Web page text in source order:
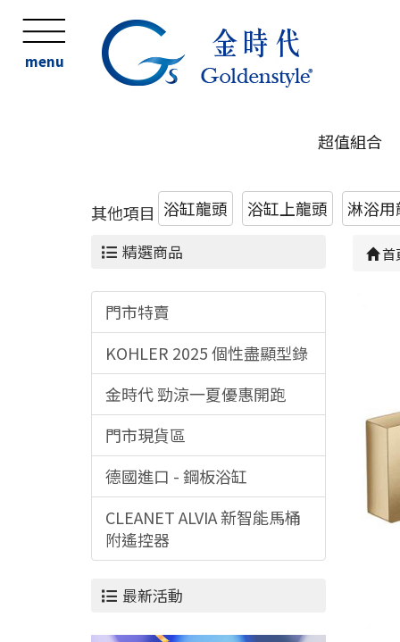
menu
超值組合
其他項目 浴缸龍頭 浴缸上龍頭 淋浴
精選商品
門市特賣
KOHLER 2025 個性盡顯型錄
金時代 勁涼一夏優惠開跑
門市現貨區
德國進口 - 鋼板浴缸
CLEANET ALVIA 新智能馬桶
附遙控器
最新活動
首